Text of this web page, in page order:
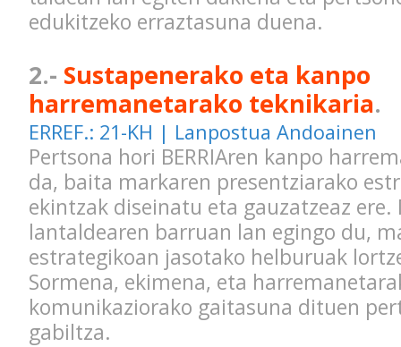
edukitzeko erraztasuna duena.
2.- Sustapenerako eta kanpo
harremanetarako teknikaria.
ERREF.: 21-KH | Lanpostua Andoainen
Pertsona hori BERRIAren kanpo
da, baita markaren presentziarako
ekintzak diseinatu eta gauzatzeaz
lantaldearen barruan lan egingo du,
estrategikoan jasotako helburuak
Sormena, ekimena, eta
komunikaziorako gaitasuna dituen
gabiltza.